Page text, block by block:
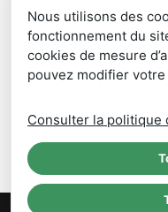
JOURNÉE PORTES
2026
CHANGEMENT
CLIIINK C’est fini
Nous utilisons des
fonctionnement du
cookies de mesure
pouvez modifier
Consulter la politique